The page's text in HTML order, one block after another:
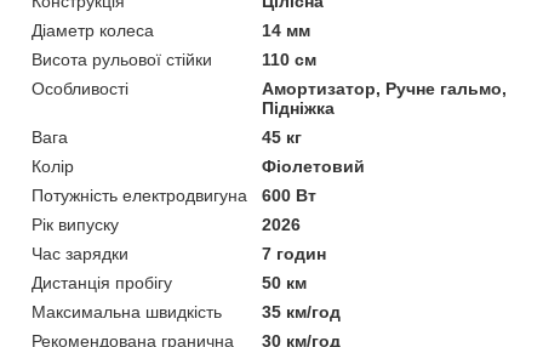
Діаметр колеса
14 мм
Висота рульової стійки
110 см
Особливості
Амортизатор, Ручне гальмо,
Підніжка
Вага
45 кг
Колір
Фіолетовий
Потужність електродвигуна
600 Вт
Рік випуску
2026
Час зарядки
7 годин
Дистанція пробігу
50 км
Максимальна швидкість
35 км/год
Рекомендована гранична
30 км/год